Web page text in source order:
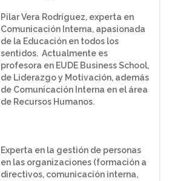
Pilar Vera Rodríguez, experta en
Comunicación Interna, apasionada
de la Educación en todos los
sentidos. Actualmente es
profesora en EUDE Business School,
de Liderazgo y Motivación, además
de Comunicación Interna en el área
de Recursos Humanos.
Experta en la gestión de personas
en las organizaciones (formación a
directivos, comunicación interna,